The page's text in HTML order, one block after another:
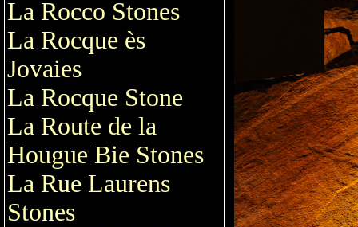
La Rocco Stones
La Rocque ès
Jovaies
La Rocque Stone
La Route de la
Hougue Bie Stones
La Rue Laurens
Stones